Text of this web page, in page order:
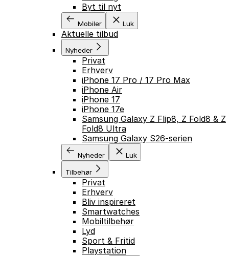
Byt til nyt
Mobiler Luk
Aktuelle tilbud
Nyheder
Privat
Erhverv
iPhone 17 Pro / 17 Pro Max
iPhone Air
iPhone 17
iPhone 17e
Samsung Galaxy Z Flip8, Z Fold8 & Z
Fold8 Ultra
Samsung Galaxy S26-serien
Nyheder Luk
Tilbehør
Privat
Erhverv
Bliv inspireret
Smartwatches
Mobiltilbehør
Lyd
Sport & Fritid
Playstation